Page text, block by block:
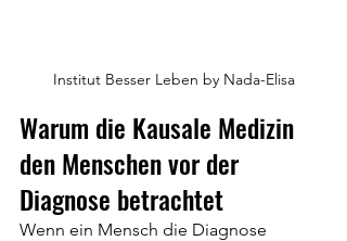
Institut Besser Leben by Nada-Elisa
Warum die Kausale Medizin
den Menschen vor der
Diagnose betrachtet
Wenn ein Mensch die Diagnose